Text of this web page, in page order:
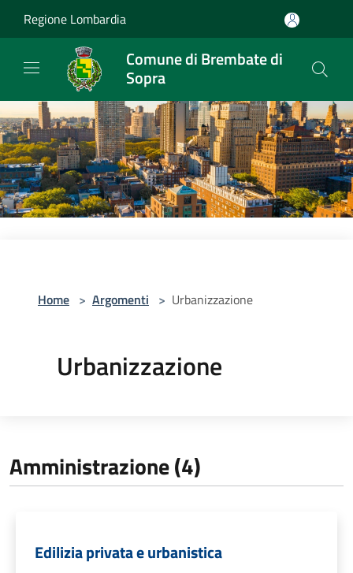
Regione Lombardia
Comune di Brembate di
Sopra
Home > Argomenti > Urbanizzazione
Urbanizzazione
Amministrazione (4)
Edilizia privata e urbanistica